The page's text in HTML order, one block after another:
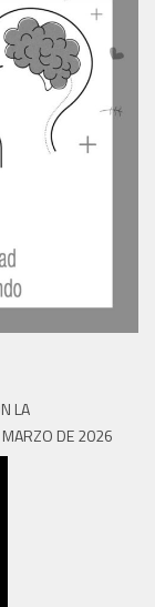
LA
MARZO DE 2026